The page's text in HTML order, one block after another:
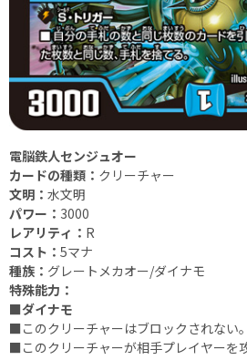
電脳鉄人センジュオー
カードの種類： クリーチャー
文明： 水文明
パワー： 3000
レアリティ： R
コスト： 5マナ
種族： グレートメカオー/ダイナモ
特殊能力：
■ダイナモ
■このクリーチャーはブロックされない。
■このクリーチャーが相手プレイヤーを